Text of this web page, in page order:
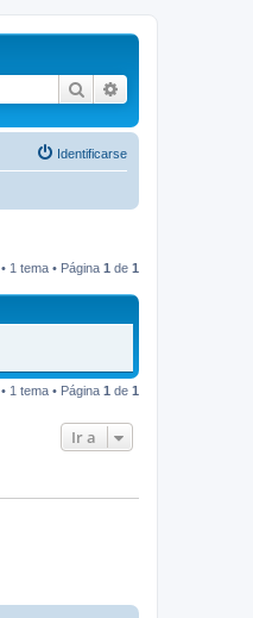
Buscar
Identificarse
• 1 tema • Página 1 de 1
• 1 tema • Página 1 de 1
Ir a